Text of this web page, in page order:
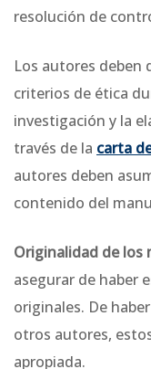
resolución de
Los autores deben
criterios de ética
investigación y la
través de la carta
autores deben
contenido del
Originalidad de los
asegurar de haber
originales. De
otros autores,
apropiada.